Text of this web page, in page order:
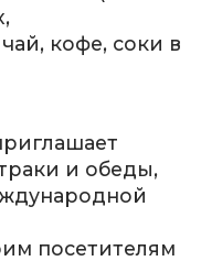
кофе, соки в
и обеды,
посетителям